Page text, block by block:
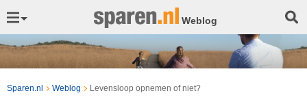
Weblog
Sparen.nl Weblog Levensloop opnemen of niet?